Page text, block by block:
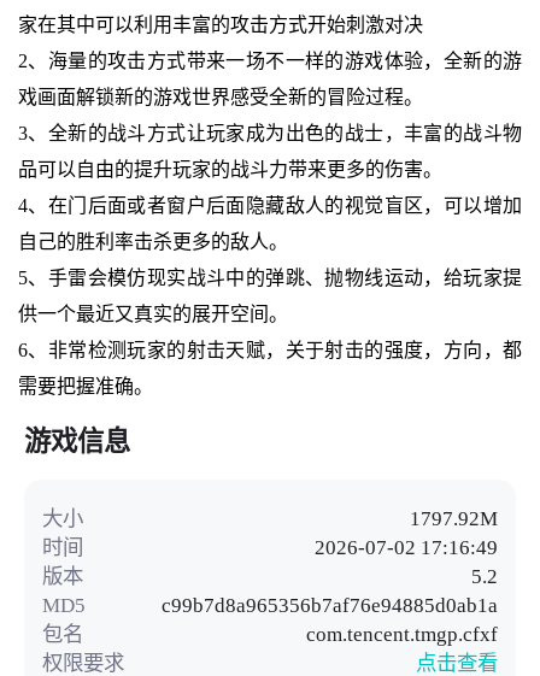
家在其中可以利用丰富的攻击方式开始刺激对决
2、海量的攻击方式带来一场不一样的游戏体验，全新的游
戏画面解锁新的游戏世界感受全新的冒险过程。
3、全新的战斗方式让玩家成为出色的战士，丰富的战斗物
品可以自由的提升玩家的战斗力带来更多的伤害。
4、在门后面或者窗户后面隐藏敌人的视觉盲区，可以增加
自己的胜利率击杀更多的敌人。
5、手雷会模仿现实战斗中的弹跳、抛物线运动，给玩家提
供一个最近又真实的展开空间。
6、非常检测玩家的射击天赋，关于射击的强度，方向，都
需要把握准确。
游戏信息
大小
1797.92M
时间
2026-07-02 17:16:49
版本
5.2
MD5
c99b7d8a965356b7af76e94885d0ab1a
包名
com.tencent.tmgp.cfxf
权限要求
点击查看